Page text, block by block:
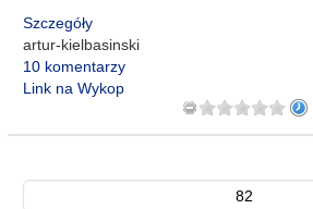
Szczegóły
artur-kielbasinski
10 komentarzy
Link na Wykop
82